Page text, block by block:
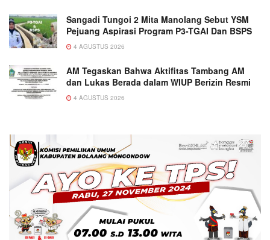
Sangadi Tungoi 2 Mita Manolang Sebut YSM
Pejuang Aspirasi Program P3-TGAI Dan BSPS
4 AGUSTUS 2026
AM Tegaskan Bahwa Aktifitas Tambang AM
dan Lukas Berada dalam WIUP Berizin Resmi
4 AGUSTUS 2026